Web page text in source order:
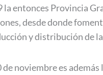
la entonces Provincia
desde donde
y distribución de
de noviembre es además